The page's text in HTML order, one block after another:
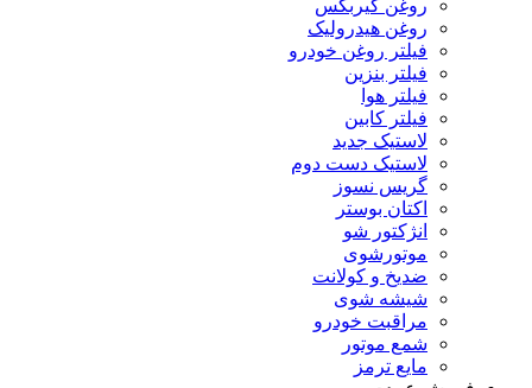
روغن گیربکس
روغن هیدرولیک
فیلتر روغن خودرو
فیلتر بنزین
فیلتر هوا
فیلتر کابین
لاستیک جدید
لاستیک دست دوم
گریس نسوز
اکتان بوستر
انژکتور شو
موتورشوی
ضدیخ و کولانت
شیشه شوی
مراقبت خودرو
شمع موتور
مایع ترمز